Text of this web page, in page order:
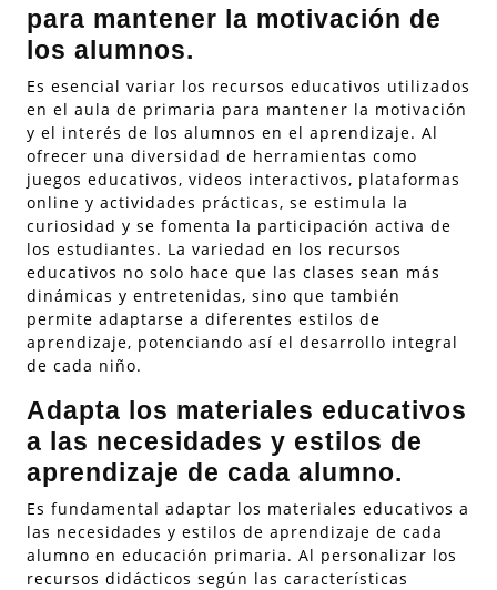
para mantener la motivación de
los alumnos.
Es esencial variar los recursos educativos utilizados
en el aula de primaria para mantener la motivación
y el interés de los alumnos en el aprendizaje. Al
ofrecer una diversidad de herramientas como
juegos educativos, videos interactivos, plataformas
online y actividades prácticas, se estimula la
curiosidad y se fomenta la participación activa de
los estudiantes. La variedad en los recursos
educativos no solo hace que las clases sean más
dinámicas y entretenidas, sino que también
permite adaptarse a diferentes estilos de
aprendizaje, potenciando así el desarrollo integral
de cada niño.
Adapta los materiales educativos
a las necesidades y estilos de
aprendizaje de cada alumno.
Es fundamental adaptar los materiales educativos a
las necesidades y estilos de aprendizaje de cada
alumno en educación primaria. Al personalizar los
recursos didácticos según las características